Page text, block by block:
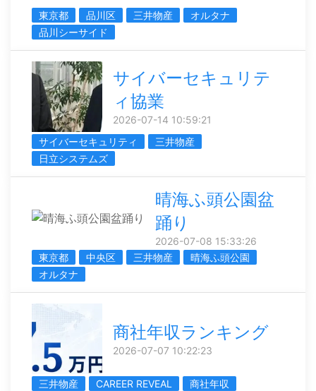
東京都
品川区 三井物産
オルタナ
品川シーサイド
サイバーセキュリテ
ィ協業
2026-07-14 10:59:21
サイバーセキュリティ
三井物産
日立システムズ
晴海ふ頭公園盆
踊り
2026-07-08 15:33:26
東京都
中央区 三井物産
晴海ふ頭公園
オルタナ
商社年収ランキング
2026-07-07 10:22:23
三井物産 CAREER REVEAL 商社年収